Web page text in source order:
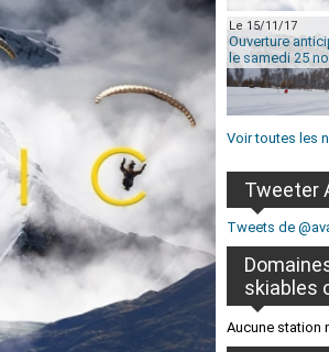
Le 15/11/17
Ouverture
le samedi 25
Voir toutes les
Tweeter
Tweets de
skiables
Aucune station